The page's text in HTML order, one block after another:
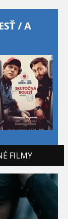
/ A
FILMY